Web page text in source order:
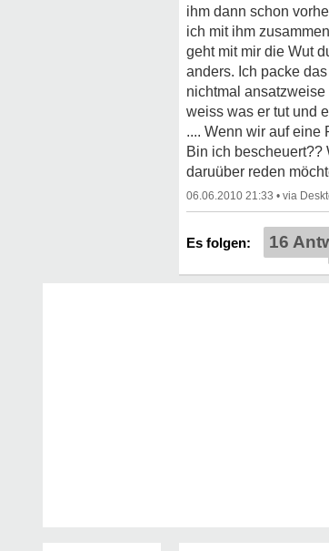
ihm dann schon
ich mit ihm
geht mit mir die Wut
anders. Ich packe
nichtmal
weiss was er tut und
.... Wenn wir auf eine
Bin ich bescheuert??
daruüber reden
06.06.2010 21:33 •
16